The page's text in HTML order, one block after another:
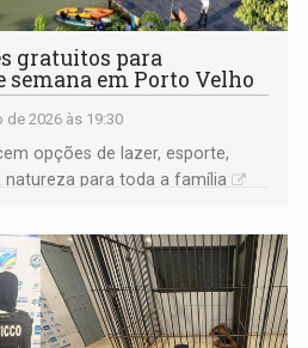
gratuitos para
em Porto Velho
de 2026 às 19:30
opções de lazer, esporte,
para toda a família